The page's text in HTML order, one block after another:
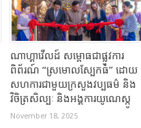
ណាហ្គាវើលដ៍ សម្ពោធជាផ្លូវការ
ពិព័រណ៍ “ស្រមោលស្បែកធំ” ដោយ
សហការជាមួយក្រសួងវប្បធម៌ និង
វិចិត្រសិល្បៈ និងអង្គការយូណេស្កូ
November 18, 2025